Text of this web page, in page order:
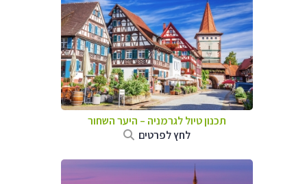
תכנון טיול לגרמניה – היער השחור
לחץ לפרטים